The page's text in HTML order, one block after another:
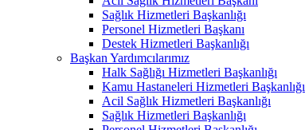
Sağlık Hizmetleri Başkanlığı
Personel Hizmetleri Başkanı
Destek Hizmetleri Başkanlığı
Başkan Yardımcılarımız
Halk Sağlığı Hizmetleri Başkanlığı
Kamu Hastaneleri Hizmetleri Başkanlığı
Acil Sağlık Hizmetleri Başkanlığı
Sağlık Hizmetleri Başkanlığı